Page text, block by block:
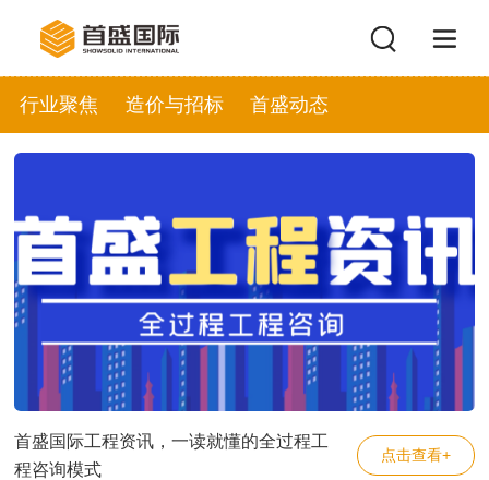
行业聚焦 造价与招标 首盛动态
首盛国际工程资讯，一读就懂的全过程工
程咨询模式
点击查看+